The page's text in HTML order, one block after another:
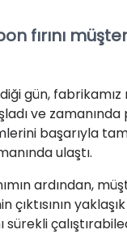
fırını
gün,
ve
başarıyla
ulaştı.
ardından,
çıktısının
sürekli